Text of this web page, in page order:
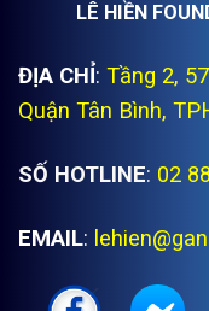
LÊ HIỀN
ĐỊA CHỈ: Tầng 2,
Quận Tân Bình,
SỐ HOTLINE: 02
EMAIL: